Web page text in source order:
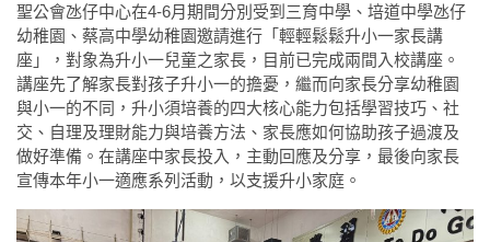
聖公會氹仔中心在4-6月期間分別受到三育中學、培道中學氹仔
幼稚園、蔡高中學幼稚園邀請進行「輕輕鬆鬆升小一家長講
座」，對象為升小一兒童之家長，目前已完成兩間入校講座。
講座先了解家長對孩子升小一的擔憂，繼而向家長分享幼稚園
與小一的不同，升小須培養的四大核心能力包括學習技巧、社
交、自理及理財能力與培養方法、家長應如何協助孩子過渡及
做好準備。在講座中家長投入，主動回應及分享，最後向家長
宣傳本年小一適應系列活動，以支援升小家庭。